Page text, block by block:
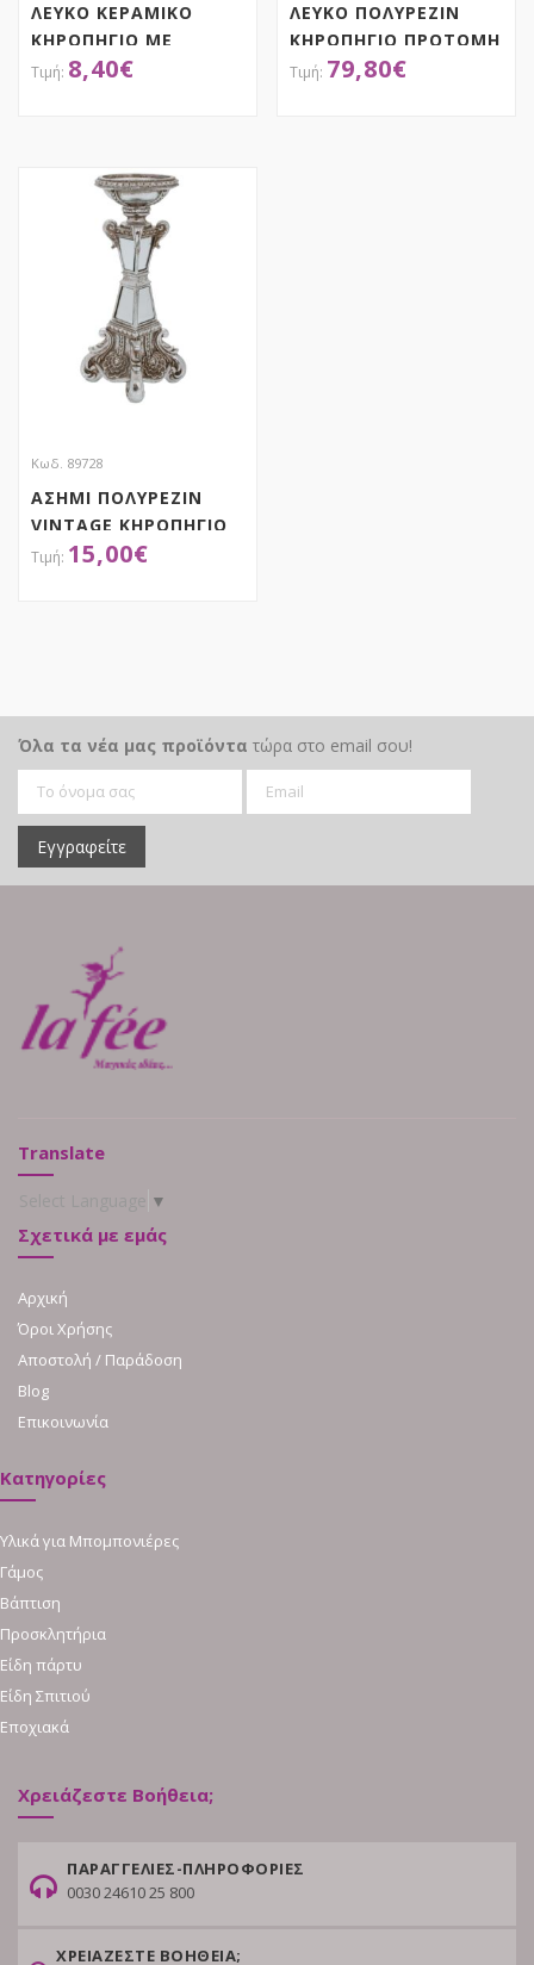
ΛΕΥΚΟ ΚΕΡΑΜΙΚΟ
ΚΗΡΟΠΗΓΙΟ ΜΕ
ΞΥΛΙΝΕΣ ΧΑΝΤΡΕΣ
8,40€
ΛΕΥΚΟ ΠΟΛΥΡΕΖΙΝ
ΚΗΡΟΠΗΓΙΟ ΠΡΟΤΟΜΗ
ΤΗΣ ΑΦΡΟΔΙΤΗΣ
79,80€
Κωδ. 89728
ΑΣΗΜΙ ΠΟΛΥΡΕΖΙΝ
VINTAGE ΚΗΡΟΠΗΓΙΟ
10Χ10Χ26ΕΚ
15,00€
Όλα τα νέα μας προϊόντα τώρα στο email σου!
Εγγραφείτε
Translate
▼
Σχετικά με εμάς
Αρχική
Όροι Χρήσης
Αποστολή / Παράδοση
Blog
Επικοινωνία
Κατηγορίες
Υλικά για Μπομπονιέρες
Γάμος
Βάπτιση
Προσκλητήρια
Είδη πάρτυ
Είδη Σπιτιού
Εποχιακά
Χρειάζεστε Βοήθεια;
ΠΑΡΑΓΓΕΛΙΕΣ-ΠΛΗΡΟΦΟΡΙΕΣ
0030 24610 25 800
ΧΡΕΙΑΖΕΣΤΕ ΒΟΗΘΕΙΑ;